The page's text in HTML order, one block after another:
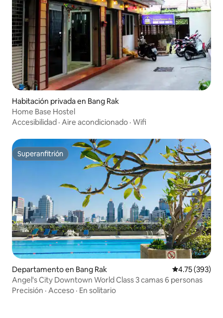
Habitación privada en Bang Rak
Home Base Hostel
Accesibilidad · Aire acondicionado · Wifi
Superanfitrión
Superanfitrión
Departamento en Bang Rak Calificación
4.75 (393)
Angel's City Downtown World Class 3 camas 6 personas
Precisión · Acceso · En solitario